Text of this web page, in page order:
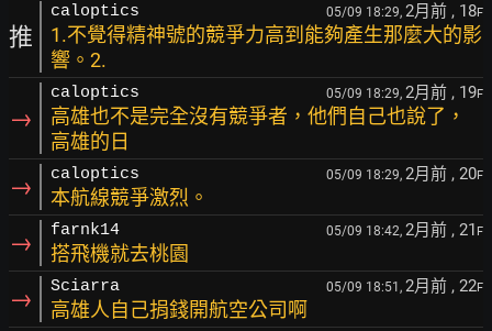
推
caloptics 05/09 18:29, 2月前 , 18F
1.不覺得精神號的競爭力高到能夠產生那麼大的影
響。2.
→
caloptics 05/09 18:29, 2月前 , 19F
高雄也不是完全沒有競爭者，他們自己也說了，
高雄的日
→ caloptics 05/09 18:29, 2月前 , 20F
本航線競爭激烈。
→ farnk14 05/09 18:42, 2月前 , 21 F
搭飛機就去桃園
→ Sciarra 05/09 18:51, 2月前 , 22F
高雄人自己捐錢開航空公司啊